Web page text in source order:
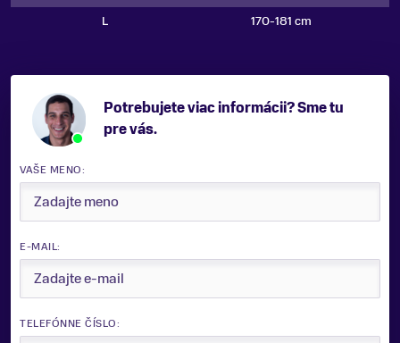
L
170-181 cm
Potrebujete viac informácii? Sme tu
pre vás.
VAŠE MENO:
E-MAIL:
TELEFÓNNE ČÍSLO: